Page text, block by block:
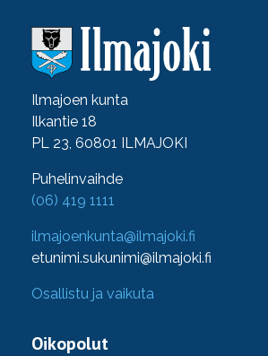
Ilmajoen kunta
Ilkantie 18
PL 23, 60801 ILMAJOKI
Puhelinvaihde
(06) 419 1111
ilmajoenkunta@ilmajoki.fi
etunimi.sukunimi@ilmajoki.fi
Osallistu ja vaikuta
Oikopolut